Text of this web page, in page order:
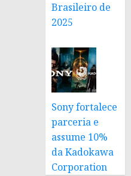
Brasileiro de
2025
Sony fortalece
parceria e
assume 10%
da Kadokawa
Corporation